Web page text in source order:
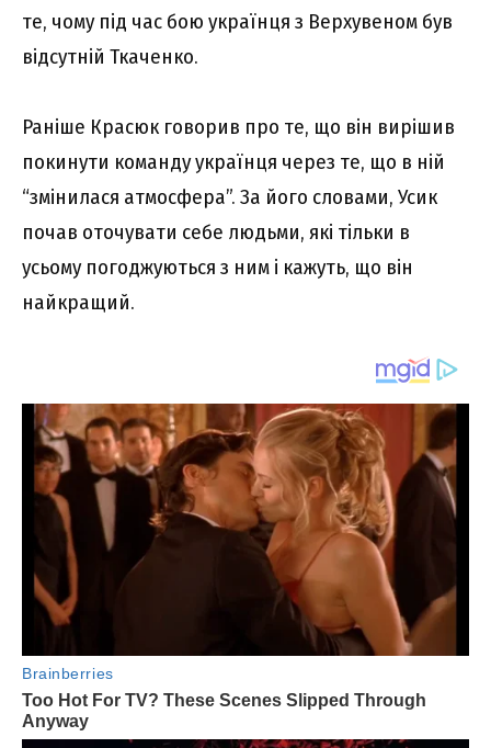
те, чому під час бою українця з Верхувеном був
відсутній Ткаченко.
Раніше Красюк говорив про те, що він вирішив
покинути команду українця через те, що в ній
“змінилася атмосфера”. За його словами, Усик
почав оточувати себе людьми, які тільки в
усьому погоджуються з ним і кажуть, що він
найкращий.